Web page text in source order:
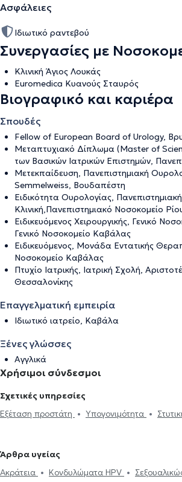
Ασφάλειες
Ιδιωτικό ραντεβού
Συνεργασίες με
Κλινική Άγιος Λουκάς
Euromedica Κυανούς Σταυρός
Βιογραφικό και καριέρα
Σπουδές
Fellow of European Board of Urology,
Μεταπτυχιακό Δίπλωμα (Master of
των Βασικών Ιατρικών Επιστημών,
Μετεκπαίδευση, Πανεπιστημιακή
Semmelweiss, Βουδαπέστη
Ειδικότητα Ουρολογίας,
Κλινική,Πανεπιστημιακό Νοσοκομείο
Ειδικευόμενος Χειρουργικής, Γενικό
Γενικό Νοσοκομείο Καβάλας
Ειδικευόμενος, Μονάδα Εντατικής
Νοσοκομείο Καβάλας
Πτυχίο Ιατρικής, Ιατρική Σχολή,
Θεσσαλονίκης
Επαγγελματική εμπειρία
Ιδιωτικό ιατρείο, Καβάλα
Ξένες γλώσσες
Αγγλικά
Χρήσιμοι σύνδεσμοι
Σχετικές υπηρεσίες
Εξέταση προστάτη
Υπογονιμότητα
έλεγχος
Υδροκήλη
προστάτη
Σπερμοδιάγραμμα
Πέτρα στα
Άρθρα υγείας
Ακράτεια
Κονδυλώματα HPV